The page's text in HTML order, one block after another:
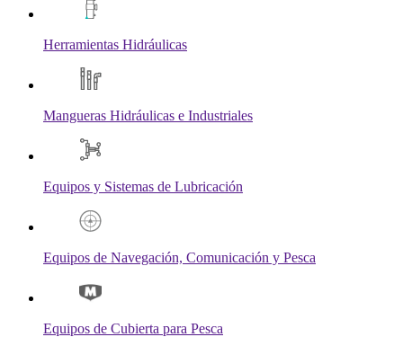
Herramientas Hidráulicas
Mangueras Hidráulicas e Industriales
Equipos y Sistemas de Lubricación
Equipos de Navegación, Comunicación y Pesca
Equipos de Cubierta para Pesca